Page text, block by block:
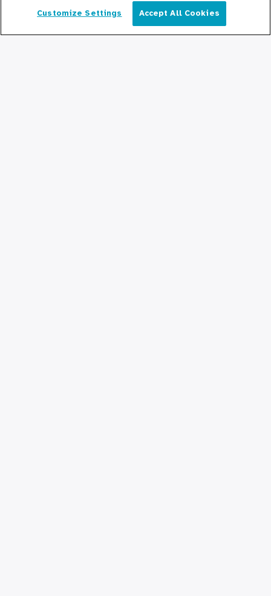
Instytut Zmian w Służbie Zdrowia
Hrabstwa Cook
Polski
Customize Settings Accept All Cookies